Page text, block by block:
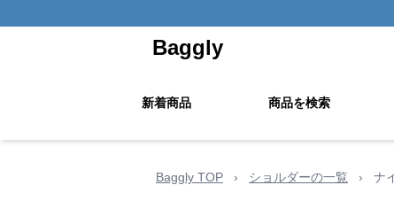
Baggly
新着商品 商品を検索
Baggly TOP › ショルダーの一覧 › ナ